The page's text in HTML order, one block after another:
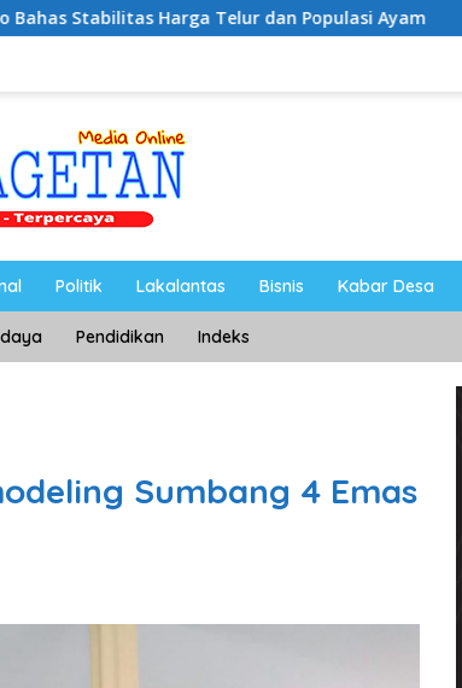
dan Populasi Ayam Dukung
Politik Lakalantas Bisnis Kabar Desa
Pendidikan Indeks
Sumbang 4 Emas